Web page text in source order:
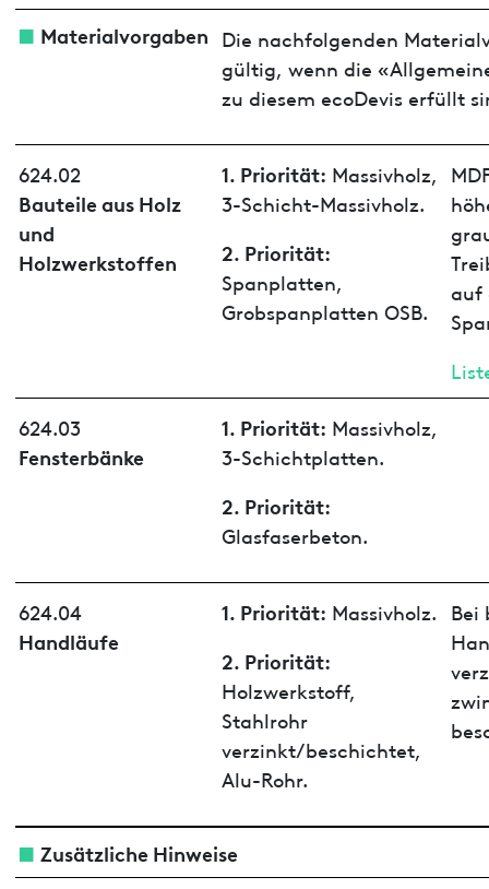
Materialvorgaben Die nachfolgenden
gültig, wenn die
zu diesem ecoDevis erfüllt
624.02
Bauteile aus Holz
und
Holzwerkstoffen
1. Priorität: Massivholz,
3-Schicht-Massivholz.
2. Priorität:
Spanplatten,
Grobspanplatten OSB.
auf
624.03
Fensterbänke
1. Priorität: Massivholz,
3-Schichtplatten.
2. Priorität:
Glasfaserbeton.
624.04
Handläufe
1. Priorität: Massivholz.
2. Priorität:
Holzwerkstoff,
Stahlrohr
verzinkt/beschichtet,
Alu-Rohr.
Bei
Zusätzliche Hinweise